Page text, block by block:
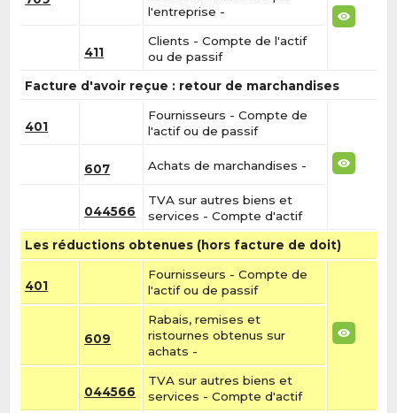
l'entreprise -
411
Clients - Compte de l'actif
ou de passif
Facture d'avoir reçue : retour de marchandises
401
Fournisseurs - Compte de
l'actif ou de passif
607 Achats de marchandises -
044566
TVA sur autres biens et
services - Compte d'actif
Les réductions obtenues (hors facture de doit)
401
Fournisseurs - Compte de
l'actif ou de passif
609
Rabais, remises et
ristournes obtenus sur
achats -
044566
TVA sur autres biens et
services - Compte d'actif